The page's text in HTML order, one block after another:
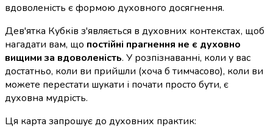
вдоволеність є формою духовного досягнення.
Дев'ятка Кубків з'являється в духовних контекстах, щоб
нагадати вам, що постійні прагнення не є духовно
вищими за вдоволеність. У розпізнаванні, коли у вас
достатньо, коли ви прийшли (хоча б тимчасово), коли ви
можете перестати шукати і почати просто бути, є
духовна мудрість.
Ця карта запрошує до духовних практик: